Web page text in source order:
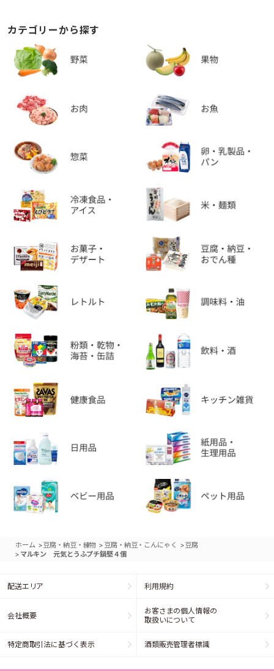
カテゴリーから探す
ホーム >豆腐・納豆・練物 > 豆腐・納豆・こんにゃく >豆腐
> マルキン 元気とうふプチ鍋堅４個
配送エリア 利用規約
会社概要
お客さまの個人情報の
取扱いについて
特定商取引法に基づく表示 酒類販売管理者標識